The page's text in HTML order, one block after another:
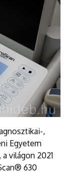
,
Egyetem
világon 2021
630